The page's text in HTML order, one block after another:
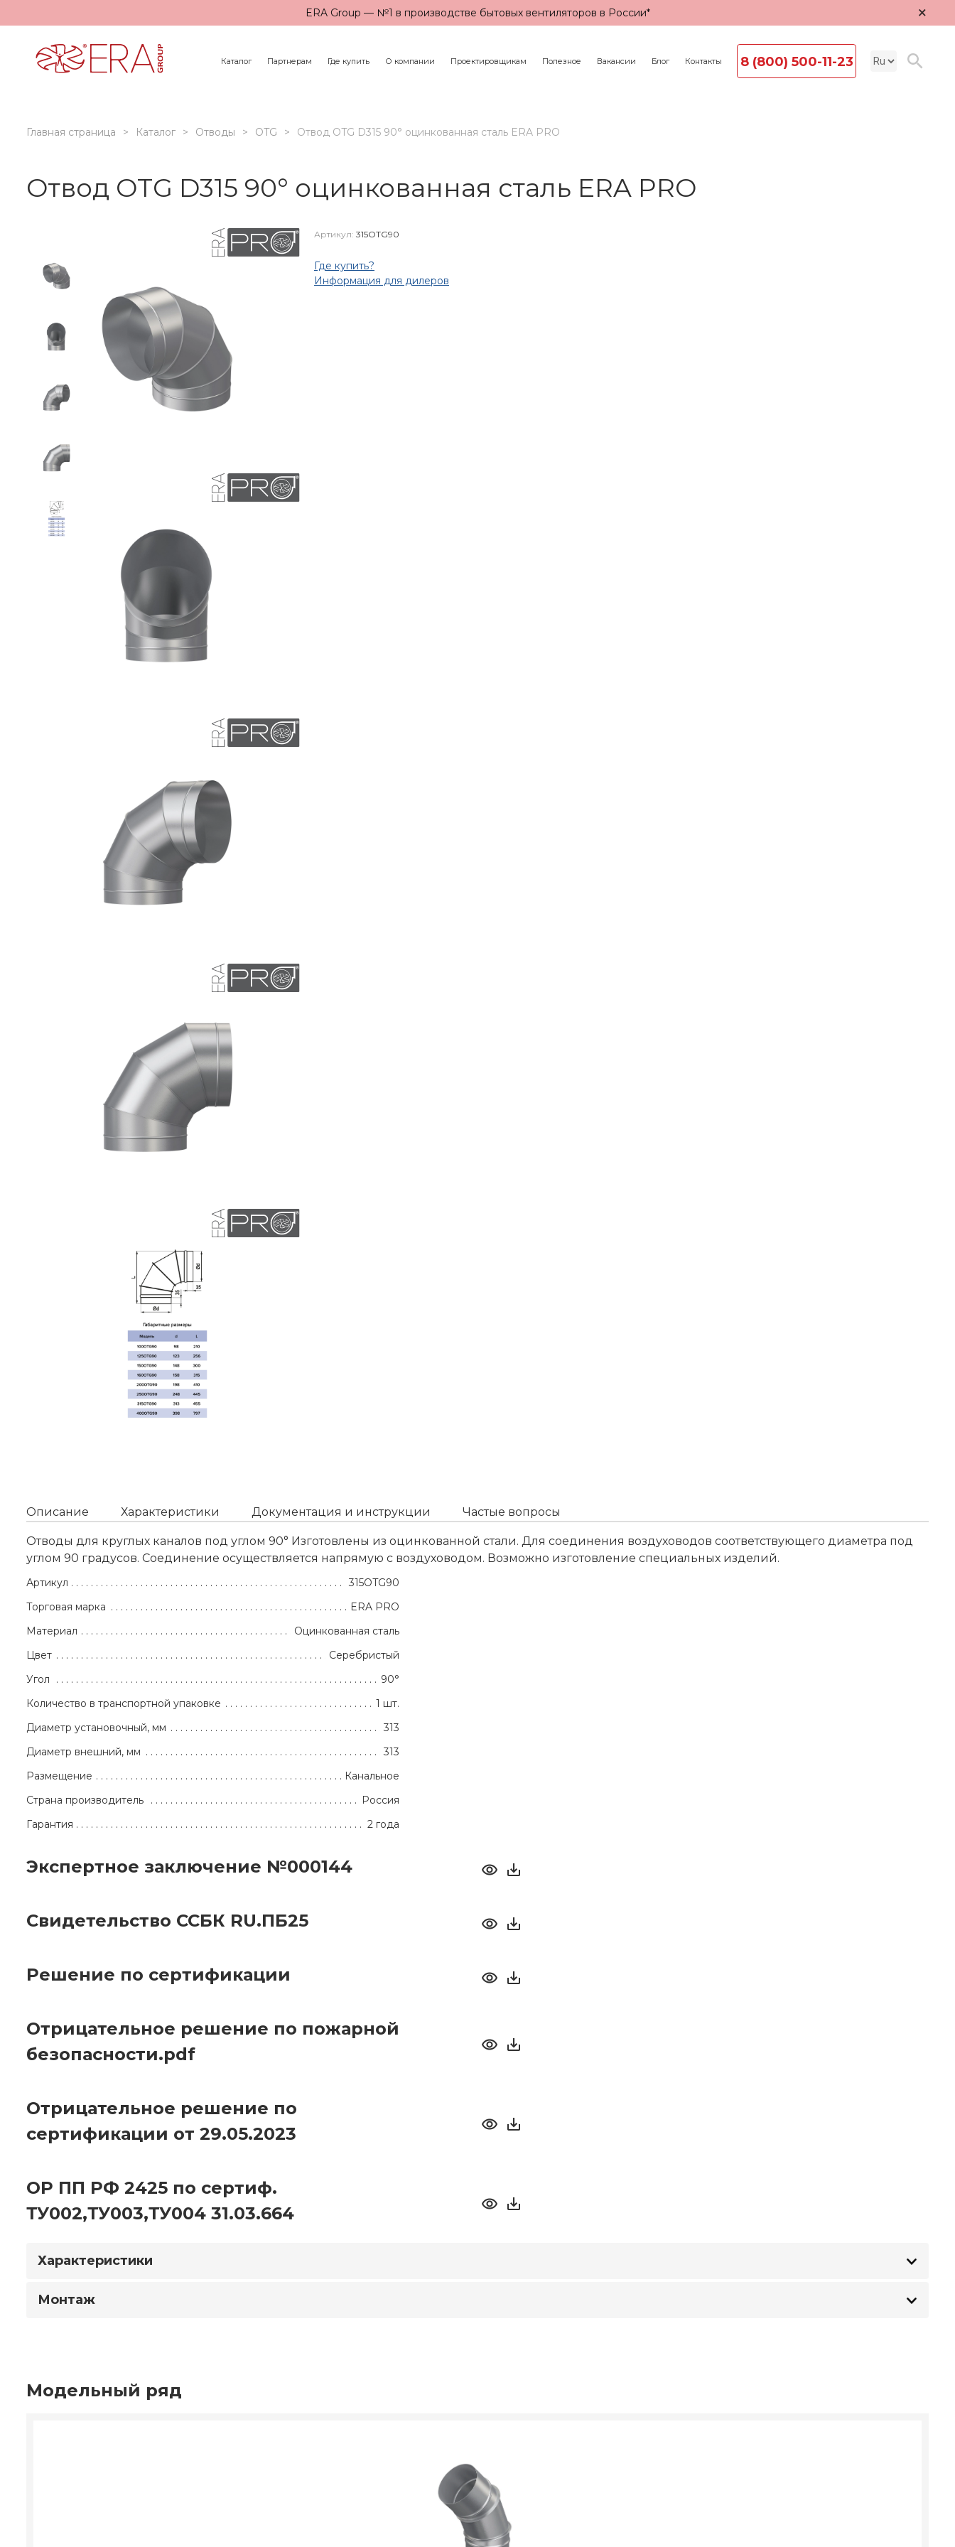
ERA Group — №1 в производстве бытовых вентиляторов в России* ×
Каталог Партнерам Где купить О компании Проектировщикам Полезное Вакансии Блог Контакты 8 (800) 500-11-23
Главная страница Каталог Отводы OTG Отвод OTG D315 90° оцинкованная сталь ERA PRO
Отвод OTG D315 90° оцинкованная сталь ERA PRO
Артикул: 315OTG90
Где купить?
Информация для дилеров
Описание Характеристики Документация и инструкции Частые вопросы
Отводы для круглых каналов под углом 90° Изготовлены из оцинкованной стали. Для соединения воздуховодов соответствующего диаметра под
углом 90 градусов. Соединение осуществляется напрямую с воздуховодом. Возможно изготовление специальных изделий.
Артикул
315OTG90
Торговая марка
ERA PRO
Материал
Оцинкованная сталь
Цвет
Серебристый
Угол
90°
Количество в транспортной упаковке
1 шт.
Диаметр установочный, мм
313
Диаметр внешний, мм
313
Размещение
Канальное
Страна производитель
Россия
Гарантия
2 года
Экспертное заключение №000144
Свидетельство ССБК RU.ПБ25
Решение по сертификации
Отрицательное решение по пожарной
безопасности.pdf
Отрицательное решение по
сертификации от 29.05.2023
ОР ПП РФ 2425 по сертиф.
ТУ002,ТУ003,ТУ004 31.03.664
Характеристики
Монтаж
Модельный ряд